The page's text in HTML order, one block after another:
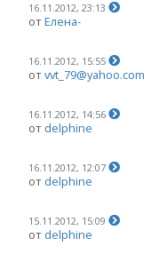
16.11.2012, 23:13
отЕлена-
16.11.2012, 15:55
отvvt_79@yahoo.com
16.11.2012, 14:56
от delphine
16.11.2012, 12:07
от delphine
15.11.2012, 15:09
от delphine